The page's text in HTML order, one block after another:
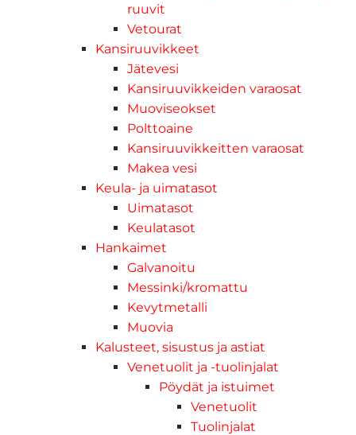
ruuvit
Vetourat
Kansiruuvikkeet
Jätevesi
Kansiruuvikkeiden varaosat
Muoviseokset
Polttoaine
Kansiruuvikkeitten varaosat
Makea vesi
Keula- ja uimatasot
Uimatasot
Keulatasot
Hankaimet
Galvanoitu
Messinki/kromattu
Kevytmetalli
Muovia
Kalusteet, sisustus ja astiat
Venetuolit ja -tuolinjalat
Pöydät ja istuimet
Venetuolit
Tuolinjalat